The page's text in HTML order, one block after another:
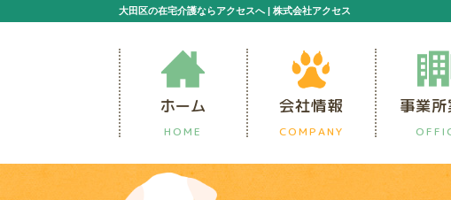
大田区の在宅介護ならアクセスへ | 株式会社アクセス
ホーム
HOME
会社情報
COMPANY
事業